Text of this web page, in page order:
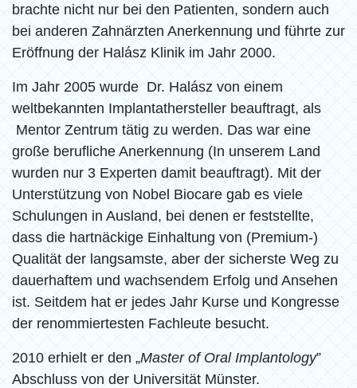
brachte nicht nur bei den Patienten, sondern auch
bei anderen Zahnärzten Anerkennung und führte zur
Eröffnung der Halász Klinik im Jahr 2000.
Im Jahr 2005 wurde Dr. Halász von einem
weltbekannten Implantathersteller beauftragt, als
Mentor Zentrum tätig zu werden. Das war eine
große berufliche Anerkennung (In unserem Land
wurden nur 3 Experten damit beauftragt). Mit der
Unterstützung von Nobel Biocare gab es viele
Schulungen in Ausland, bei denen er feststellte,
dass die hartnäckige Einhaltung von (Premium-)
Qualität der langsamste, aber der sicherste Weg zu
dauerhaftem und wachsendem Erfolg und Ansehen
ist. Seitdem hat er jedes Jahr Kurse und Kongresse
der renommiertesten Fachleute besucht.
2010 erhielt er den „Master of Oral Implantology”
Abschluss von der Universität Münster.